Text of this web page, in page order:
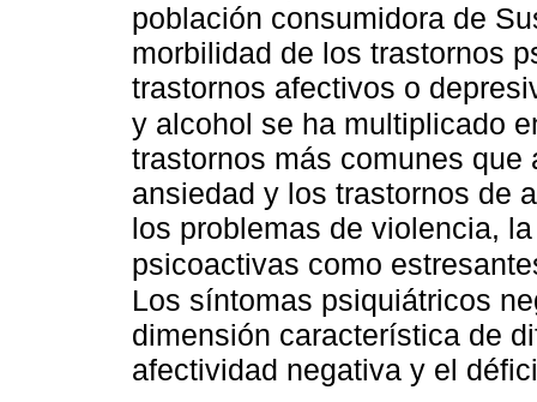
población consumidora de
morbilidad de los trastornos
trastornos afectivos o
y alcohol se ha multiplicado
trastornos más comunes
ansiedad y los trastornos de
los problemas de violencia,
psicoactivas como
Los síntomas psiquiátricos
dimensión característica de
afectividad negativa y el